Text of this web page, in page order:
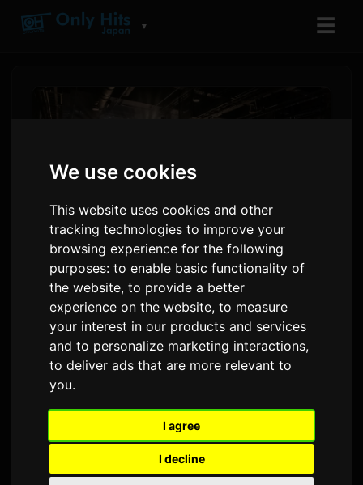
We use cookies
This website uses cookies and other
tracking technologies to improve your
browsing experience for the following
purposes:to enable basic functionality of
the website,to provide a better
experience on the website,to measure
your interest in our products and services
and to personalize marketing interactions,
to deliver ads that are more relevant to
you.
I agree
I decline
▼ ☰
ReoNa 亮相泰国 AFA 2026 并
宣布发布新单曲
由Sam 2 六月 2026
翻译自英语
2,795 次观看
在曼谷举行的 Anime Festival Asia Thailand
ReoNa献上了一场包含七首
曲目的强力演出，通过《影宅》、《刀剑神域》